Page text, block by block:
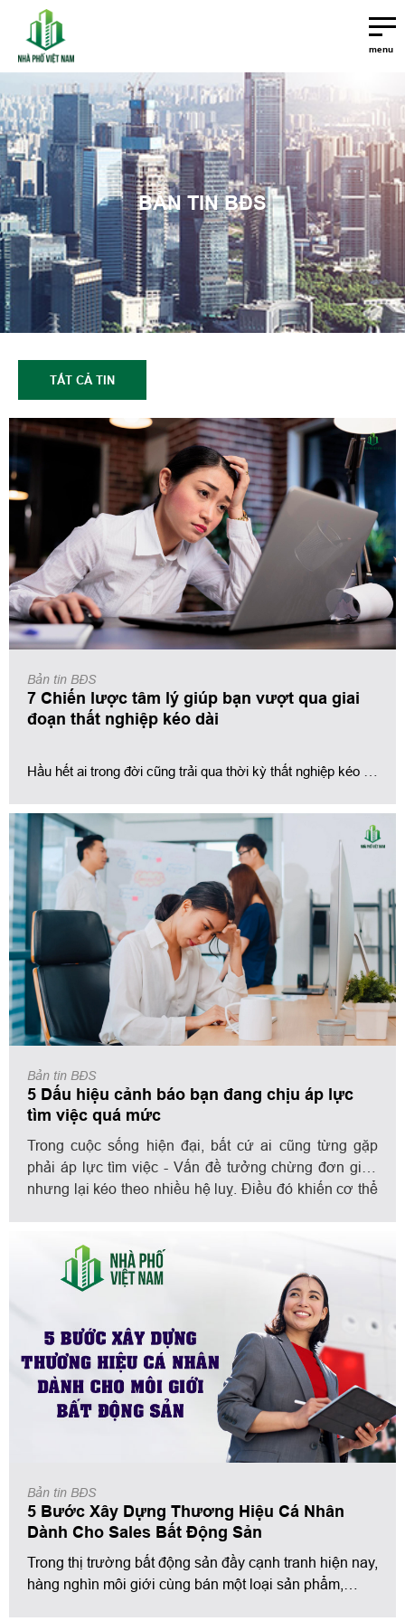
menu
BẢN TIN BĐS
TẤT CẢ TIN
Bản tin BĐS
7 Chiến lược tâm lý giúp bạn vượt qua giai
đoạn thất nghiệp kéo dài
Hầu hết ai trong đời cũng trải qua thời kỳ thất nghiệp kéo
Đó là cơ hội để bạn sống chậm lại, học cách thấu hiểu và
nâng cấp bản thân.
Bản tin BĐS
5 Dấu hiệu cảnh báo bạn đang chịu áp lực
tìm việc quá mức
Trong cuộc sống hiện đại, bất cứ ai cũng từng gặp
phải áp lực tìm việc - Vấn đề tưởng chừng đơn giản
nhưng lại kéo theo nhiều hệ luỵ. Điều đó khiến cơ thể
thân…Tuy nhiên, không phải ai cũng nhận ra được
vấn đề nghiêm trọng này cũng như cách để giải quyết
Bản tin BĐS
5 Bước Xây Dựng Thương Hiệu Cá Nhân
Dành Cho Sales Bất Động Sản
Trong thị trường bất động sản đầy cạnh tranh hiện nay,
hàng nghìn môi giới cùng bán một loại sản phẩm,